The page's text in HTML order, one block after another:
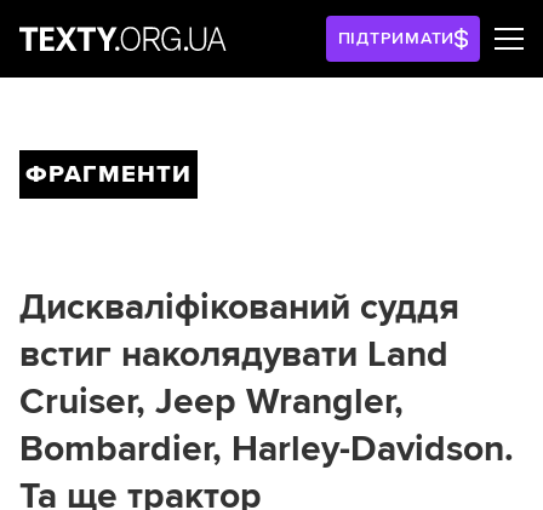
ПІДТРИМАТИ
ФРАГМЕНТИ
Дискваліфікований суддя
встиг наколядувати Land
Cruiser, Jeep Wrangler,
Bombardier, Harley-Davidson.
Та ще трактор